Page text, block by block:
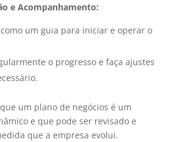
e Acompanhamento:
um guia para iniciar e operar o
o progresso e faça ajustes
um plano de negócios é um
e que pode ser revisado e
que a empresa evolui.